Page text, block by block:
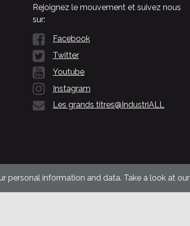
Rejoignez le mouvement et suivez nous
sur:
Facebook
Twitter
Youtube
Instagram
Les grands titres@IndustriALL
personal information and data. Take a look at our